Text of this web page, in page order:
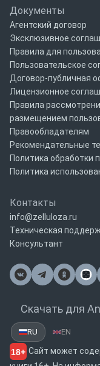
Документы
Агентский договор
Эксклюзивное
Правила для
Пользовательское
Договор-публичная
Лицензионное
Правила
размещением
Правообладателям
Рекомендательные
Политика обработки
Политика
Контакты
info@zelluloza.ru
Техническая
Консультант
Скачать для
RU EN
18+ Сайт может